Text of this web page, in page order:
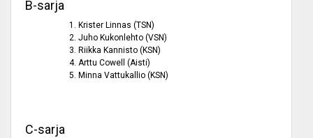
B-sarja
Krister Linnas (TSN)
Juho Kukonlehto (VSN)
Riikka Kannisto (KSN)
Arttu Cowell (Aisti)
Minna Vattukallio (KSN)
C-sarja